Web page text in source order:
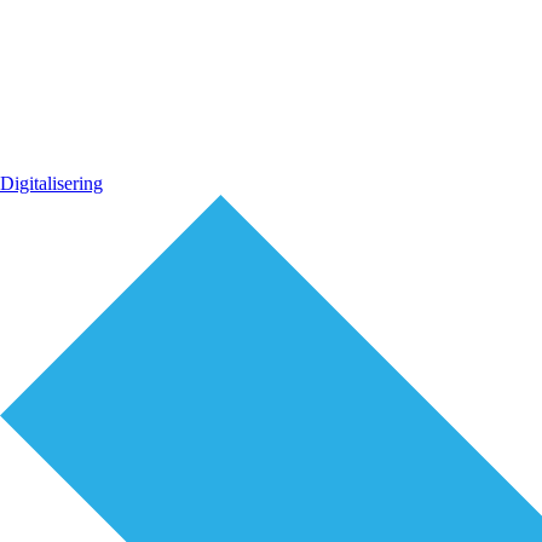
Digitalisering